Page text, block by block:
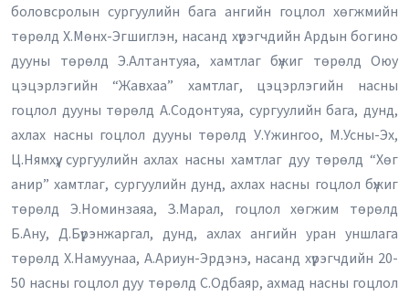
боловсролын сургуулийн бага ангийн гоцлол хөгжмийн
төрөлд Х.Мөнх-Эгшиглэн, насанд хүрэгчдийн Ардын богино
дууны төрөлд Э.Алтантуяа, хамтлаг бүжиг төрөлд Оюу
цэцэрлэгийн “Жавхаа” хамтлаг, цэцэрлэгийн насны
гоцлол дууны төрөлд А.Содонтуяа, сургуулийн бага, дунд,
ахлах насны гоцлол дууны төрөлд У.Үжингоо, М.Усны-Эх,
Ц.Нямхүү, сургуулийн ахлах насны хамтлаг дуу төрөлд “Хөг
анир” хамтлаг, сургуулийн дунд, ахлах насны гоцлол бүжиг
төрөлд Э.Номинзаяа, З.Марал, гоцлол хөгжим төрөлд
Б.Ану, Д.Бүрэнжаргал, дунд, ахлах ангийн уран уншлага
төрөлд Х.Намуунаа, А.Ариун-Эрдэнэ, насанд хүрэгчдийн 20-
50 насны гоцлол дуу төрөлд С.Одбаяр, ахмад насны гоцлол